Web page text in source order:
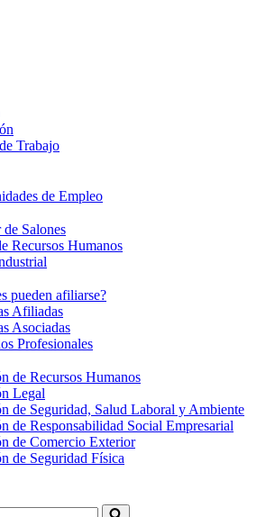
Trabajo
de Empleo
Salones
Recursos Humanos
pueden afiliarse?
Afiliadas
Asociadas
Profesionales
de Recursos Humanos
Legal
de Seguridad, Salud Laboral y Ambiente
de Responsabilidad Social Empresarial
de Comercio Exterior
de Seguridad Física